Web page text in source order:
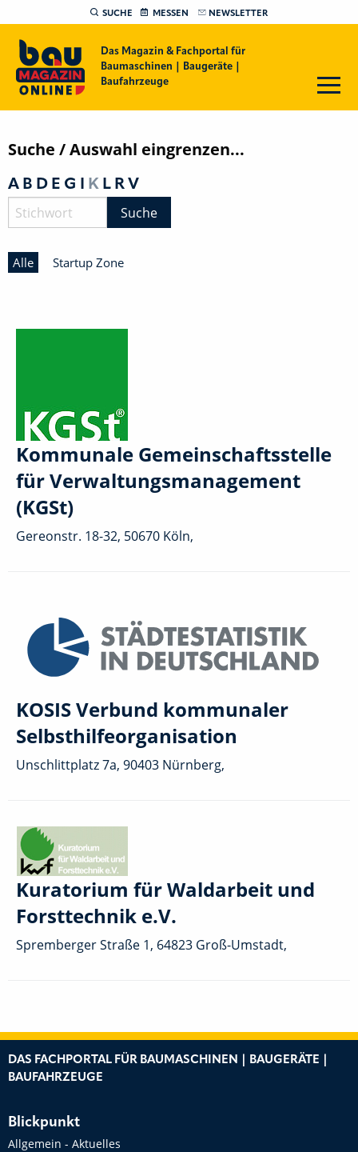
SUCHE MESSEN NEWSLETTER
Das Magazin & Fachportal für
Baumaschinen | Baugeräte |
Baufahrzeuge
Suche / Auswahl eingrenzen...
A B D E G I K L R V
Suche
Alle Startup Zone
Kommunale Gemeinschaftsstelle
für Verwaltungsmanagement
(KGSt)
Gereonstr. 18-32, 50670 Köln,
KOSIS Verbund kommunaler
Selbsthilfeorganisation
Unschlittplatz 7a, 90403 Nürnberg,
Kuratorium für Waldarbeit und
Forsttechnik e.V.
Spremberger Straße 1, 64823 Groß-Umstadt,
DAS FACHPORTAL FÜR BAUMASCHINEN | BAUGERÄTE |
BAUFAHRZEUGE
Blickpunkt
Allgemein - Aktuelles